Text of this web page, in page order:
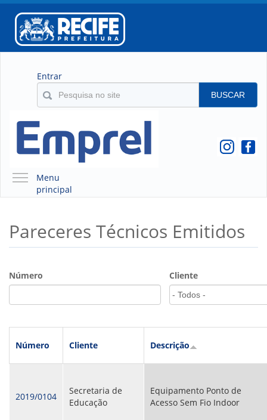
Entrar
BUSCAR
Menu
principal
QUEM SOMOS
O QUE É A EMPREL
ORGANOGRAMA
LOCALIZAÇÃO
GOVERNANÇA
COMISSÕES
Pareceres Técnicos Emitidos
Número Cliente
Número Cliente Descrição
2019/0104
Secretaria de
Educação
Equipamento Ponto de
Acesso Sem Fio Indoor